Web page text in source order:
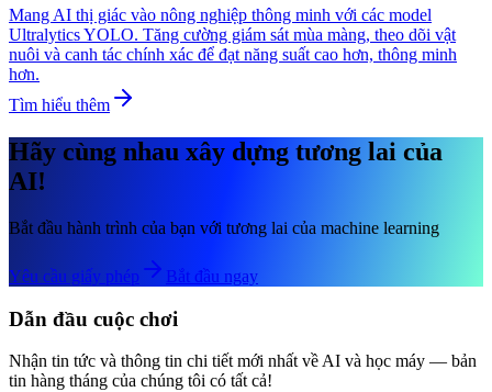
Mang AI thị giác vào nông nghiệp thông minh với các model
Ultralytics YOLO. Tăng cường giám sát mùa màng, theo dõi vật
nuôi và canh tác chính xác để đạt năng suất cao hơn, thông minh
hơn.
Tìm hiểu thêm
Hãy cùng nhau xây dựng tương lai của
AI!
Bắt đầu hành trình của bạn với tương lai của machine learning
Yêu cầu giấy phép Bắt đầu ngay
Dẫn đầu cuộc chơi
Nhận tin tức và thông tin chi tiết mới nhất về AI và học máy — bản
tin hàng tháng của chúng tôi có tất cả!